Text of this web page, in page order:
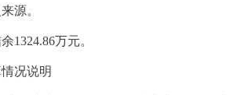
源。
1324.86万元。
况说明